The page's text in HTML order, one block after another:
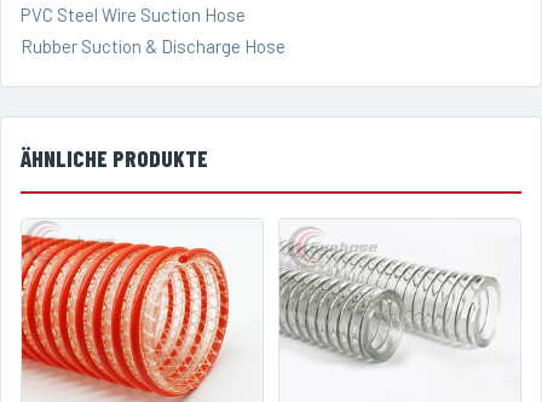
PVC Steel Wire Suction Hose
Rubber Suction & Discharge Hose
ÄHNLICHE PRODUKTE